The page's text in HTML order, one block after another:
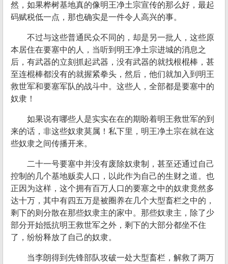
然，如果桦树基地真的像明王净土宗宣传的那么好，最起
码赋税低一点，那也确实是一件令人高兴的事。
不过与这些普通民众不同的，却是另一批人，这些原
本居住在要塞中的人，当听到明王净土宗进城的消息之
后，有武器的立刻抓起武器，没有武器的就找根棍棒，甚
至连棍棒都没有的就握紧拳头，然后，他们就加入到明王
救世军和要塞军队的战斗中。这些人，全部都是要塞中的
奴隶！
如果说有哪些人是实实在在的期盼着明王救世军的到
来的话，非这些奴隶莫属！私下里，明王净土宗在就在这
些奴隶之间传播开来。
二十一号要塞中并没有废除奴隶制，甚至还通过自己
控制的几个基地贩卖人口，以此作为自己的生财之道。也
正因为这样，这个拥有百万人口的要塞之中的奴隶竟然多
达十万，其中有四五万是被圈养在几个大型畜栏之中的，
剩下的则分散在那些奴隶主的家中。那些奴隶主，除了少
部分开始抵抗明王救世军之外，剩下的大部分都坐不住
了，纷纷释放了自己的奴隶。
当李朗得到先锋部队攻破一处大型畜栏，解救了两万